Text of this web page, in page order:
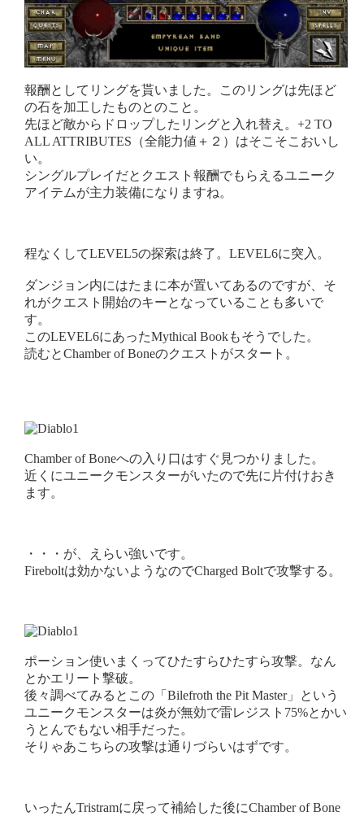
報酬としてリングを貰いました。このリングは先ほど
の石を加工したものとのこと。
先ほど敵からドロップしたリングと入れ替え。+2 TO
ALL ATTRIBUTES（全能力値＋２）はそこそこおいし
い。
シングルプレイだとクエスト報酬でもらえるユニーク
アイテムが主力装備になりますね。
程なくしてLEVEL5の探索は終了。LEVEL6に突入。
ダンジョン内にはたまに本が置いてあるのですが、そ
れがクエスト開始のキーとなっていることも多いで
す。
このLEVEL6にあったMythical Bookもそうでした。
読むとChamber of Boneのクエストがスタート。
Chamber of Boneへの入り口はすぐ見つかりました。
近くにユニークモンスターがいたので先に片付けおき
ます。
・・・が、えらい強いです。
Fireboltは効かないようなのでCharged Boltで攻撃する。
ポーション使いまくってひたすらひたすら攻撃。なん
とかエリート撃破。
後々調べてみるとこの「Bilefroth the Pit Master」という
ユニークモンスターは炎が無効で雷レジスト75%とかい
うとんでもない相手だった。
そりゃあこちらの攻撃は通りづらいはずです。
いったんTristramに戻って補給した後にChamber of Bone